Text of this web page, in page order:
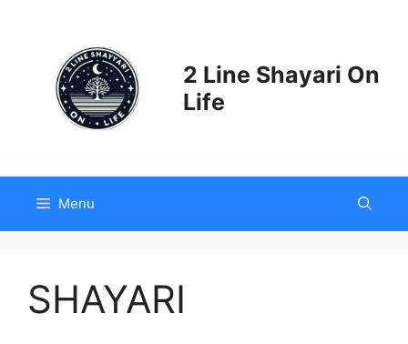
2 Line Shayari On
Life
Menu
SHAYARI